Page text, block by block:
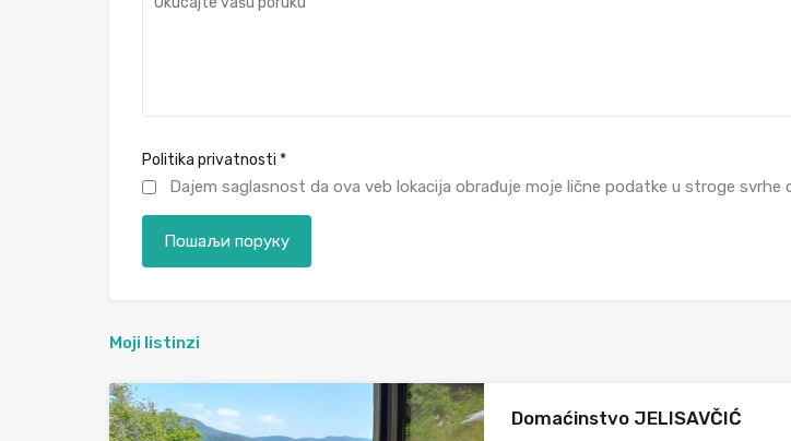
Politika privatnosti *
Dajem saglasnost da ova veb lokacija obrađuje moje lične podatke u stroge
Moji listinzi
Domaćinstvo JELISAVČIĆ